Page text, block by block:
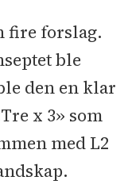
fire forslag.
ble
den en klar
x 3» som
med L2